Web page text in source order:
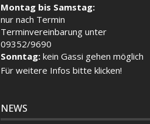
Montag bis Samstag:
nur nach Termin
Terminvereinbarung unter
09352/9690
Sonntag: kein Gassi gehen möglich
Für weitere Infos bitte klicken!
NEWS